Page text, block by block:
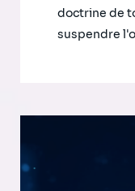
doctrine de
suspendre